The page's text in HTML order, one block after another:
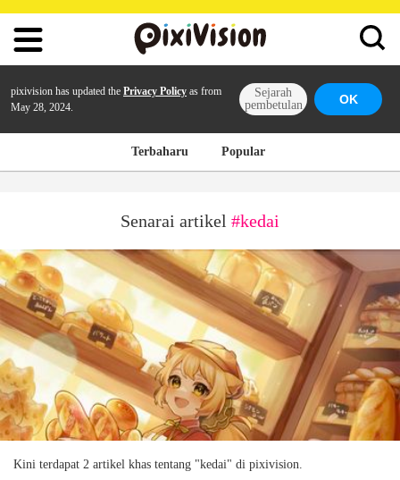
pixivision has updated the Privacy Policy as from
May 28, 2024.
Sejarah
pembetulan
OK
Terbaharu Popular
Senarai artikel #kedai
Kini terdapat 2 artikel khas tentang "kedai" di pixivision.